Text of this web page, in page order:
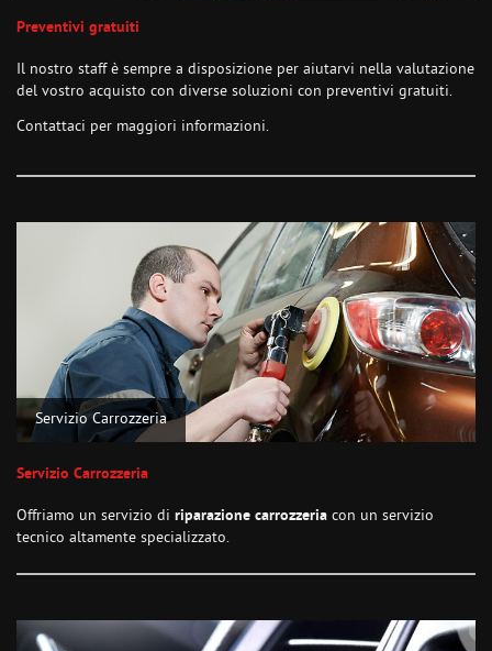
Preventivi gratuiti
Il nostro staff è sempre a disposizione per aiutarvi nella valutazione
del vostro acquisto con diverse soluzioni con preventivi gratuiti.
Contattaci per maggiori informazioni.
Servizio Carrozzeria
Servizio Carrozzeria
Offriamo un servizio di riparazione carrozzeria con un servizio
tecnico altamente specializzato.